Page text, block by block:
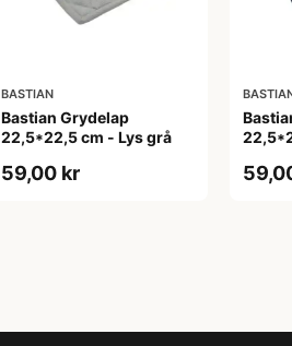
BASTIAN
Bastian Grydelap
22,5*22,5 cm - Lys grå
59,00 kr